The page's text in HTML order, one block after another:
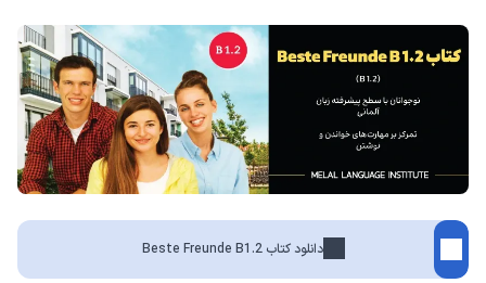
دانلود کتاب Beste Freunde B1.2